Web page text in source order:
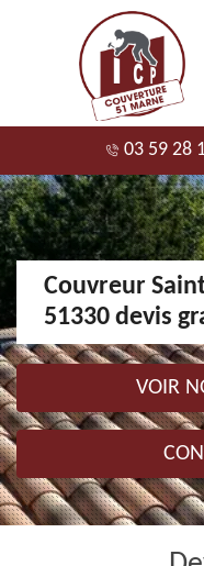
03 59 28
Couvreur
51330 devis
VOIR